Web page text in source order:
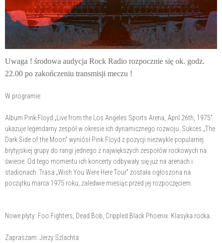
Uwaga ! środowa audycja Rock Radio rozpocznie się ok. godz.
22.00 po zakończeniu transmisji meczu !
W programie:
Album Pink Floyd „Live from the Los Angeles Sports Arena, April 26th, 1975”
ukazuje legendarny zespół w okresie ich dynamicznego rozwoju. Sukces „The
Dark Side of the Moon” wyniósł Pink Floyd z pozycji niezwykle popularnej
brytyjskiej grupy do rangi jednego z największych zespołów rockowych na
świecie. Od tego momentu ich koncerty odbywały się już na arenach i
stadionach. Trasa „Wish You Were Here Tour” została ogłoszona na
początku marca 1975 roku, zaledwie miesiąc przed jej rozpoczęciem.
Nowe płyty: Foo Fighters, Dead Bob, Crippled Black Phoenix. Klasyka rocka.
Zapraszam: Jerzy Szlachta